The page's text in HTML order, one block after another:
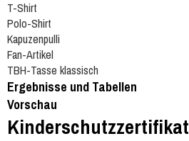
T-Shirt
Polo-Shirt
Kapuzenpulli
Fan-Artikel
TBH-Tasse klassisch
Ergebnisse und Tabellen
Vorschau
Kinderschutzzertifikat